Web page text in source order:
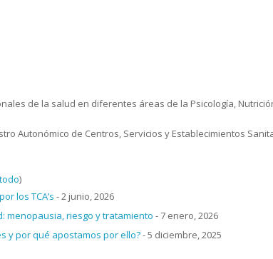
de la salud en diferentes áreas de la Psicología,
Autonómico de Centros, Servicios y Establecimientos
)
los TCA’s - 2 junio, 2026
menopausia, riesgo y tratamiento - 7 enero, 2026
y por qué apostamos por ello?- 5 diciembre, 2025